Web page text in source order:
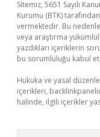
Sitemiz, 5651 Sayılı
Kurumu (BTK)
vermektedir. Bu
veya araştırma
yazdıkları içeriklerin
bu sorumluluğu kabul
Hukuka ve yasal
içerikleri,
halinde, ilgili içerikler